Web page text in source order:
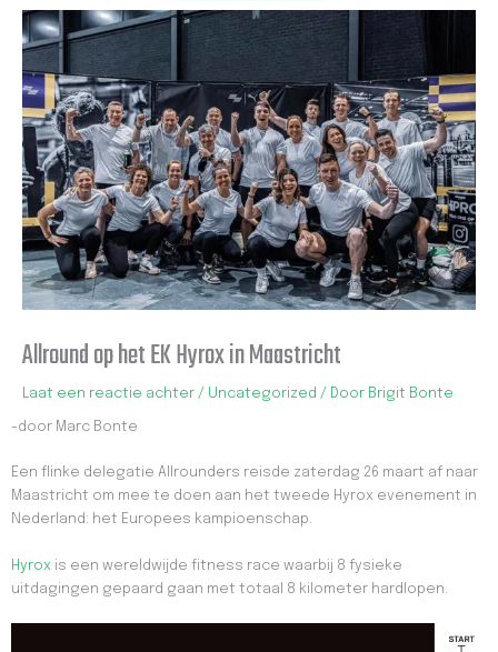
Allround op het EK Hyrox in Maastricht
Laat een reactie achter / Uncategorized / Door Brigit Bonte
-door Marc Bonte
Een flinke delegatie Allrounders reisde zaterdag 26 maart af naar
Maastricht om mee te doen aan het tweede Hyrox evenement in
Nederland: het Europees kampioenschap.
Hyrox is een wereldwijde fitness race waarbij 8 fysieke
uitdagingen gepaard gaan met totaal 8 kilometer hardlopen.